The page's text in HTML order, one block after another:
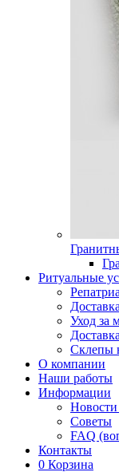
Ритуальные
Уход за
Склепы
О компании
Наши работы
Информации
Новости
Советы
FAQ
Контакты
0 Корзина